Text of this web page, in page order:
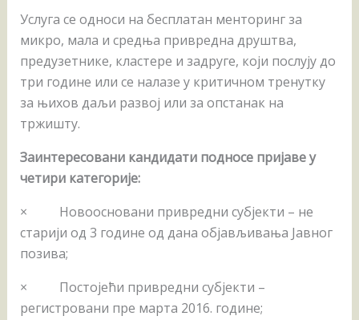
Услуга се односи на бесплатан менторинг за
микро, мала и средња привредна друштва,
предузетнике, кластере и задруге, који послују до
три године или се налазе у критичном тренутку
за њихов даљи развој или за опстанак на
тржишту.
Заинтересовани кандидати подносе пријаве у
четири категорије:
× Новоосновани привредни субјекти – не
старији од 3 године од дана објављивања Јавног
позива;
× Постојећи привредни субјекти –
регистровани пре марта 2016. године;